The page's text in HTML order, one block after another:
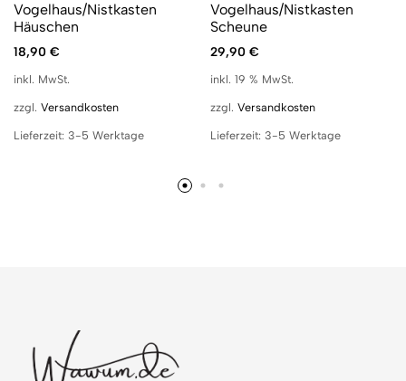
Vogelhaus/Nistkasten
Häuschen
18,90 €
inkl. MwSt.
zzgl. Versandkosten
Lieferzeit: 3-5 Werktage
Vogelhaus/Nistkasten
Scheune
29,90 €
inkl. 19 % MwSt.
zzgl. Versandkosten
Lieferzeit: 3-5 Werktage